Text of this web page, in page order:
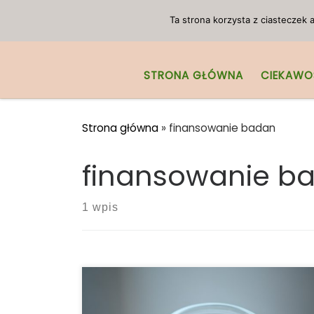
STRONA GŁÓWNA
Strona główna » finansowanie badan
finansowanie
1 wpis
wykorzystaniem konopi jako
Ta strona korzysta z ciasteczek